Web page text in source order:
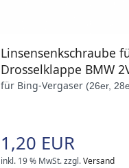
Linsensenkschraube
Drosselklappe BMW
für Bing-Vergaser (26er,
1,20 EUR
inkl. 19 % MwSt.zzgl.Versand